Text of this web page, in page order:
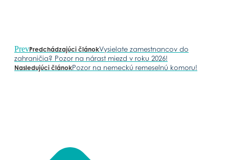
PrevPredchádzajúci článokVysielate zamestnancov do
zahraničia? Pozor na nárast miezd v roku 2026!
Nasledujúci článokPozor na nemeckú remeselnú komoru!